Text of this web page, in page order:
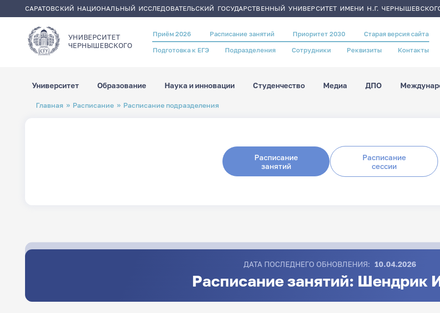
САРАТОВСКИЙ НАЦИОНАЛЬНЫЙ ИССЛЕДОВАТЕЛЬСКИЙ ГОСУДАРСТВЕННЫЙ УНИВЕРСИТЕТ ИМЕНИ Н.Г.
УНИВЕРСИТЕТ
ЧЕРНЫШЕВСКОГO
Header
menu
Приём 2026 Расписание занятий Приоритет 2030 Старая версия сайта
Подготовка к ЕГЭ Подразделения Сотрудники Реквизиты Контакты
Университет Образование Наука и инновации Студенчество Медиа ДПО
Строка
навигации
Главная Расписание Расписание подразделения
Расписание
занятий
Расписание
сессии
ДАТА ПОСЛЕДНЕГО ОБНОВЛЕНИЯ: 10.04.2026
Расписание занятий: Шендрик